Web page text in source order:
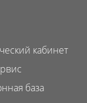
кабинет
база